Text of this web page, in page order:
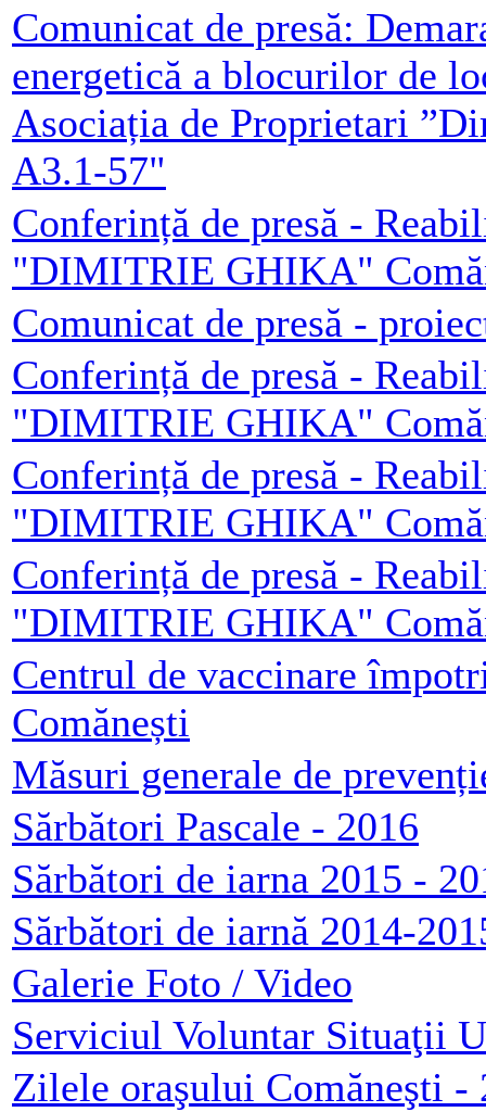
Comunicat de presă:
energetică a blocurilor de
Asociația de Proprietari
A3.1-57"
Conferință de presă -
"DIMITRIE GHIKA"
Comunicat de presă -
Conferință de presă -
"DIMITRIE GHIKA"
Conferință de presă -
"DIMITRIE GHIKA"
Conferință de presă -
"DIMITRIE GHIKA"
Centrul de vaccinare
Comănești
Măsuri generale de
Sărbători Pascale - 2016
Sărbători de iarna 2015 -
Sărbători de iarnă 2014-
Galerie Foto / Video
Serviciul Voluntar Situaţii
Zilele oraşului Comăneşti -